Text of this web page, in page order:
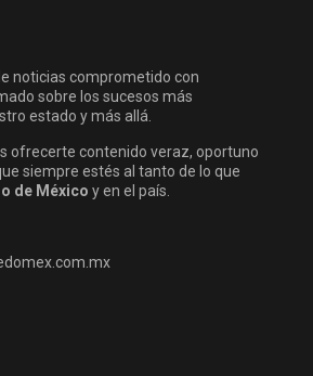
noticias comprometido con
sobre los sucesos más
estado y más allá.
ofrecerte contenido veraz, oportuno
siempre estés al tanto de lo que
de México y en el país.